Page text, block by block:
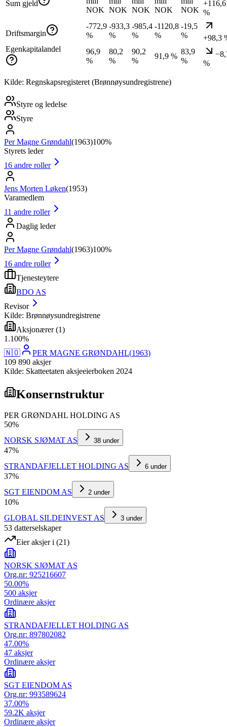
Sum gjeld
NOK NOK NOK NOK
NOK
+116,6
%
Driftsmargin
-772,9
%
-933,3
%
-985,4
%
-1120,8
%
-19,5
%
+98,3
Egenkapitalandel
96,9
%
80,2
%
90,2
%
91,9 %
83,9
%
%
Kilde: Regnskapsregisteret (Brønnøysundregistrene)
Styre og ledelse
Styre
Per Magne Grøndahl(1963)100%
Styrets leder
16 andre roller
Jens Morten Løken(1953)
Varamedlem
11 andre roller
Daglig leder
Per Magne Grøndahl(1963)100%
16 andre roller
Tjenesteytere
BDO AS
Revisor
Kilde: Brønnøysundregistrene
Aksjonærer(1)
1 .100%
🇳🇴
PER MAGNE GRØNDAHL(1963)
109 890 aksjer
Kilde: Skatteetaten aksjeeierboken 2024
Konsernstruktur
PER GRØNDAHL HOLDING AS
50%
NORSK SJØMAT AS
38 under
47%
STRANDAFJELLET HOLDING AS
6 under
37%
SGT EIENDOM AS
2 under
10%
GLOBAL SILDEINVEST AS
3 under
53 datterselskaper
Eier aksjer i (21)
NORSK SJØMAT AS
Org.nr: 925216607
50.00%
500 aksjer
Ordinære aksjer
STRANDAFJELLET HOLDING AS
Org.nr: 897802082
47.00%
47 aksjer
Ordinære aksjer
SGT EIENDOM AS
Org.nr: 993589624
37.00%
59.2K aksjer
Ordinære aksjer